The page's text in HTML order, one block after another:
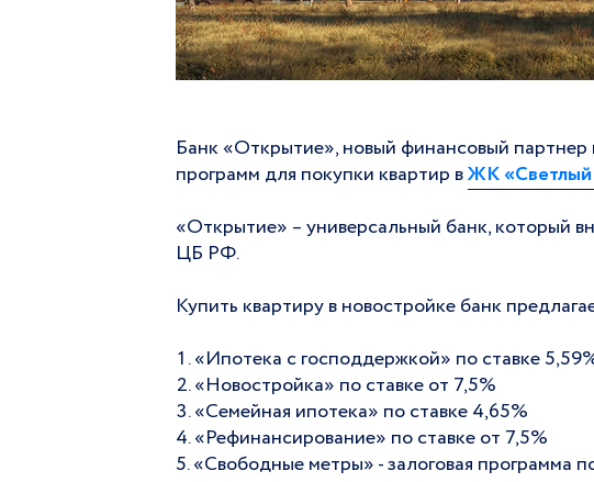
Банк «Открытие», новый финансовый партнер
программ для покупки квартир вЖК
«Открытие» – универсальный банк, который
ЦБ РФ.
Купить квартиру в новостройке банк
«Ипотека с господдержкой» по ставке
«Новостройка» по ставке от 7,5%
«Семейная ипотека» по ставке 4,65%
«Рефинансирование» по ставке от 7,5%
«Свободные метры» - залоговая программа